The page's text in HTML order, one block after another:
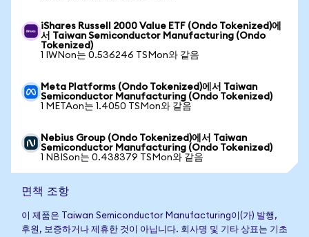
iShares Russell 2000 Value ETF (Ondo Tokenized)에
서 Taiwan Semiconductor Manufacturing (Ondo
Tokenized)
1 IWNon는 0.536246 TSMon와 같음
Meta Platforms (Ondo Tokenized)에서 Taiwan
Semiconductor Manufacturing (Ondo Tokenized)
1 METAon는 1.4050 TSMon와 같음
Nebius Group (Ondo Tokenized)에서 Taiwan
Semiconductor Manufacturing (Ondo Tokenized)
1 NBISon는 0.438379 TSMon와 같음
면책 조항
이 제품은 Taiwan Semiconductor Manufacturing이(가) 발행,
후원, 보증하거나 제휴한 것이 아닙니다. 회사명 및 기타 상표는 기초